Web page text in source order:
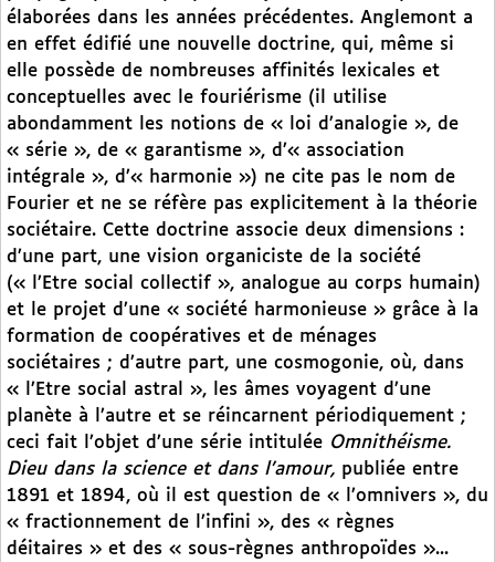
élaborées dans les années précédentes. Anglemont a
en effet édifié une nouvelle doctrine, qui, même si
elle possède de nombreuses affinités lexicales et
conceptuelles avec le fouriérisme (il utilise
abondamment les notions de « loi d’analogie », de
« série », de « garantisme », d’« association
intégrale », d’« harmonie ») ne cite pas le nom de
Fourier et ne se réfère pas explicitement à la théorie
sociétaire. Cette doctrine associe deux dimensions :
d’une part, une vision organiciste de la société
(« l’Etre social collectif », analogue au corps humain)
et le projet d’une « société harmonieuse » grâce à la
formation de coopératives et de ménages
sociétaires ; d’autre part, une cosmogonie, où, dans
« l’Etre social astral », les âmes voyagent d’une
planète à l’autre et se réincarnent périodiquement ;
ceci fait l’objet d’une série intitulée Omnithéisme.
Dieu dans la science et dans l’amour, publiée entre
1891 et 1894, où il est question de « l’omnivers », du
« fractionnement de l’infini », des « règnes
déitaires » et des « sous-règnes anthropoïdes »...